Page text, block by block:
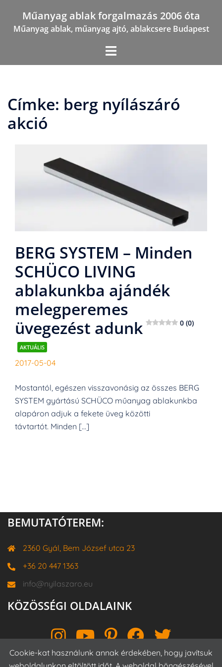
content
Műanyag ablak forgalmazás 2006 óta
Műanyag ablak, műanyag ajtó, ablakcsere Budapest
Címke: berg nyílászáró
akció
BERG SYSTEM – Minden
SCHÜCO LIVING
ablakunkba ajándék
melegperemes
üvegezést adunk
0 (0)
AKTUÁLIS
2017-05-04
Mostantól, egészen visszavonásig az összes BERG
SYSTEM gyártású SCHÜCO műanyag ablakunkba
alapáron adjuk a fekete üveg közötti
távtartót. Minden […]
BEMUTATÓTEREM:
2360 Gyál, Bem József utca 23
+36 20 447 1363
info@nyilaszaro.eu
KÖZÖSSÉGI OLDALAINK
InstagramYouTubePinterest FacebookTwitter
Cookie-kat használunk annak érdekében, hogy javítsuk